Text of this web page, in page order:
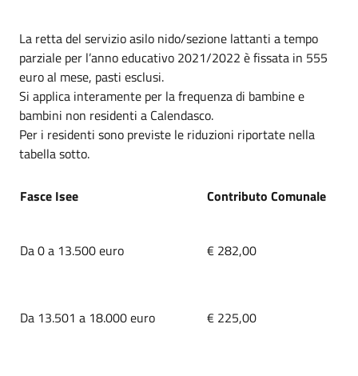
La retta del servizio asilo nido/sezione lattanti a tempo
parziale per l’anno educativo 2021/2022 è fissata in 555
euro al mese, pasti esclusi.
Si applica interamente per la frequenza di bambine e
bambini non residenti a Calendasco.
Per i residenti sono previste le riduzioni riportate nella
tabella sotto.
Fasce Isee Contributo Comunale
Da 0 a 13.500 euro € 282,00
Da 13.501 a 18.000 euro € 225,00